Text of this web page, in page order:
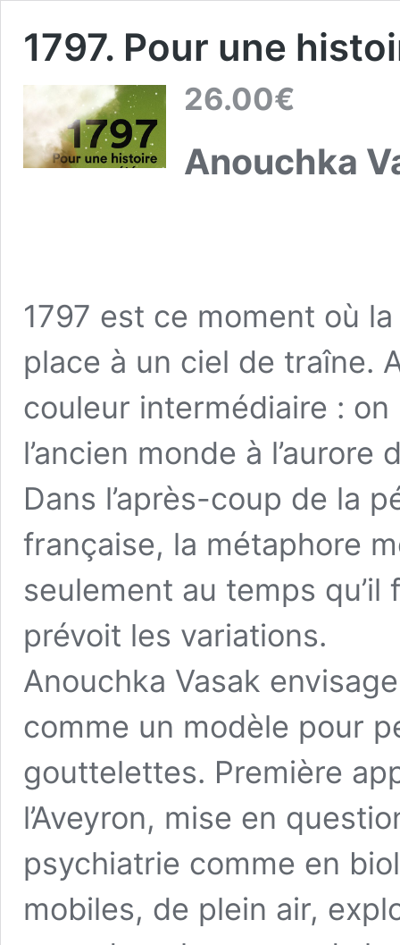
1797. Pour une
26.00€
Anouchka
1797 est ce moment où
place à un ciel de traîne.
couleur intermédiaire :
l’ancien monde à l’aurore
Dans l’après-coup de la
française, la métaphore
seulement au temps
prévoit les variations.
Anouchka Vasak
comme un modèle pour
gouttelettes. Première
l’Aveyron, mise en
psychiatrie comme en
mobiles, de plein air,